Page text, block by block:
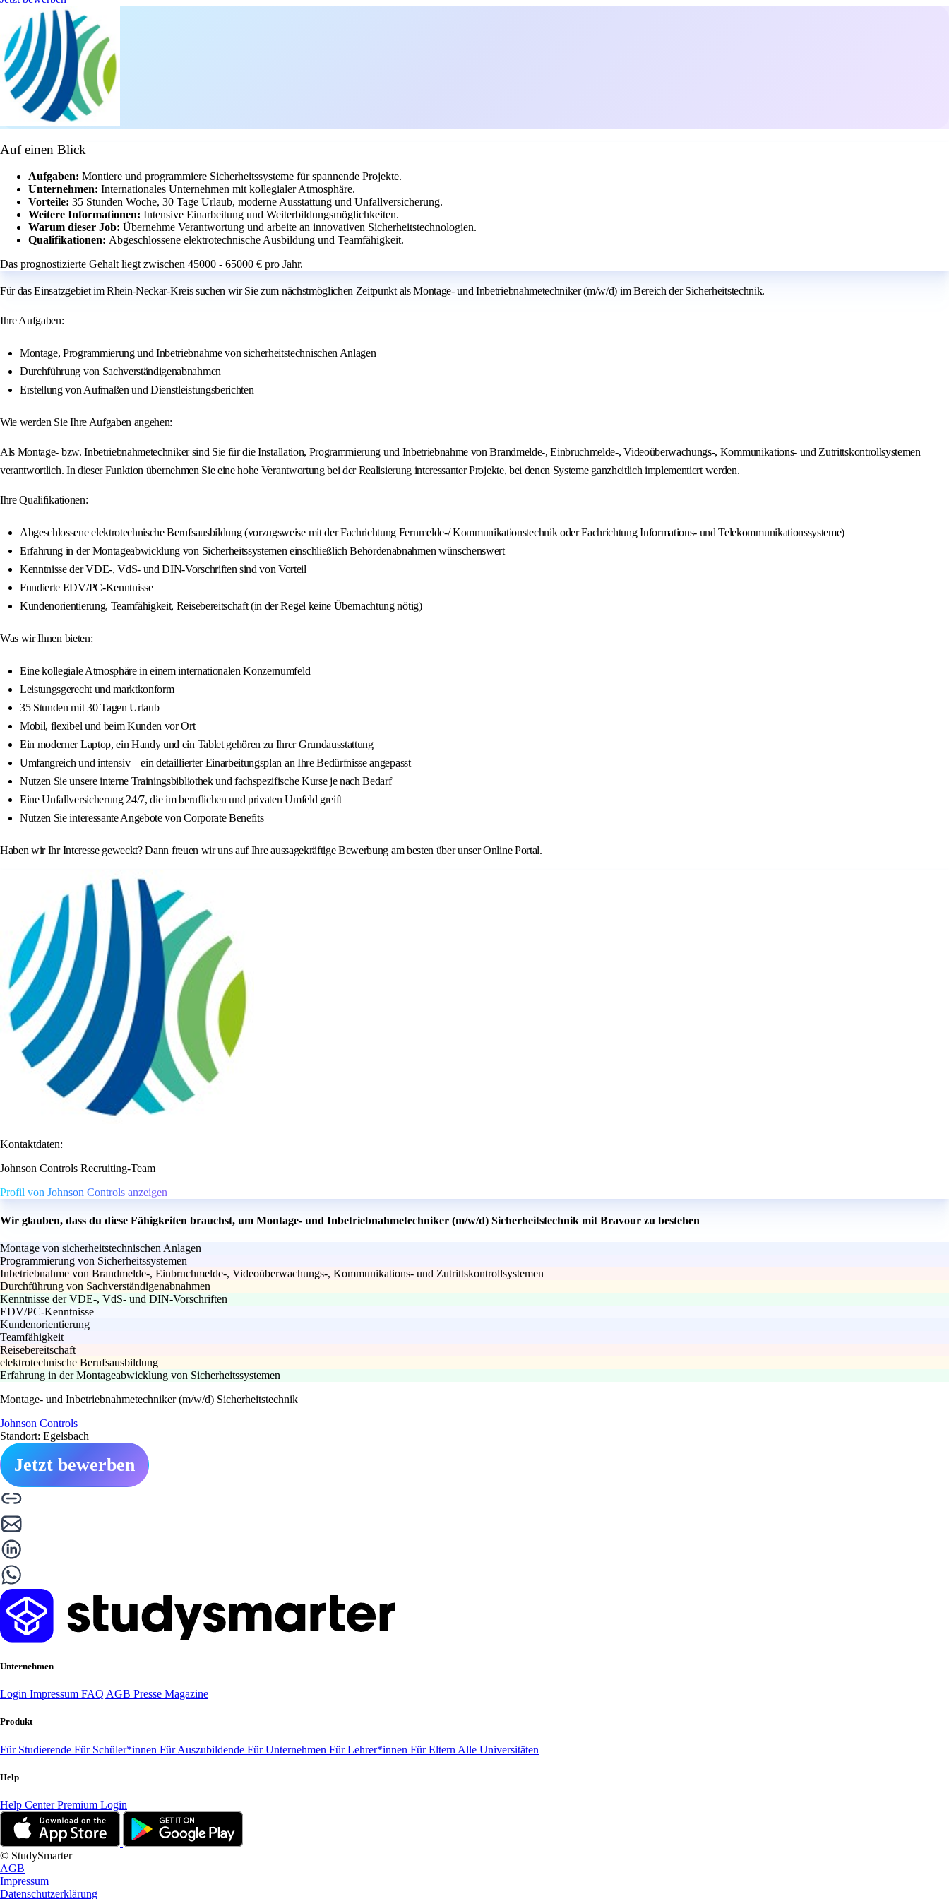
Auf einen Blick
Aufgaben: Montiere und programmiere Sicherheitssysteme für spannende Projekte.
Unternehmen: Internationales Unternehmen mit kollegialer Atmosphäre.
Vorteile: 35 Stunden Woche, 30 Tage Urlaub, moderne Ausstattung und Unfallversicherung.
Weitere Informationen: Intensive Einarbeitung und Weiterbildungsmöglichkeiten.
Warum dieser Job: Übernehme Verantwortung und arbeite an innovativen Sicherheitstechnologien.
Qualifikationen: Abgeschlossene elektrotechnische Ausbildung und Teamfähigkeit.
Das prognostizierte Gehalt liegt zwischen 45000 - 65000 € pro Jahr.
Für das Einsatzgebiet im Rhein-Neckar-Kreis suchen wir Sie zum nächstmöglichen Zeitpunkt als Montage- und Inbetriebnahmetechniker (m/w/d) im Bereich der Sicherheitstechnik.
Ihre Aufgaben:
Montage, Programmierung und Inbetriebnahme von sicherheitstechnischen Anlagen
Durchführung von Sachverständigenabnahmen
Erstellung von Aufmaßen und Dienstleistungsberichten
Wie werden Sie Ihre Aufgaben angehen:
Als Montage- bzw. Inbetriebnahmetechniker sind Sie für die Installation, Programmierung und Inbetriebnahme von Brandmelde-, Einbruchmelde-, Videoüberwachungs-, Kommunikations- und Zutrittskontrollsystemen
verantwortlich. In dieser Funktion übernehmen Sie eine hohe Verantwortung bei der Realisierung interessanter Projekte, bei denen Systeme ganzheitlich implementiert werden.
Ihre Qualifikationen:
Abgeschlossene elektrotechnische Berufsausbildung (vorzugsweise mit der Fachrichtung Fernmelde-/ Kommunikationstechnik oder Fachrichtung Informations- und Telekommunikationssysteme)
Erfahrung in der Montageabwicklung von Sicherheitssystemen einschließlich Behördenabnahmen wünschenswert
Kenntnisse der VDE-, VdS- und DIN-Vorschriften sind von Vorteil
Fundierte EDV/PC-Kenntnisse
Kundenorientierung, Teamfähigkeit, Reisebereitschaft (in der Regel keine Übernachtung nötig)
Was wir Ihnen bieten:
Eine kollegiale Atmosphäre in einem internationalen Konzernumfeld
Leistungsgerecht und marktkonform
35 Stunden mit 30 Tagen Urlaub
Mobil, flexibel und beim Kunden vor Ort
Ein moderner Laptop, ein Handy und ein Tablet gehören zu Ihrer Grundausstattung
Umfangreich und intensiv – ein detaillierter Einarbeitungsplan an Ihre Bedürfnisse angepasst
Nutzen Sie unsere interne Trainingsbibliothek und fachspezifische Kurse je nach Bedarf
Eine Unfallversicherung 24/7, die im beruflichen und privaten Umfeld greift
Nutzen Sie interessante Angebote von Corporate Benefits
Haben wir Ihr Interesse geweckt? Dann freuen wir uns auf Ihre aussagekräftige Bewerbung am besten über unser Online Portal.
Kontaktdaten:
Johnson Controls Recruiting-Team
Profil von Johnson Controls anzeigen
Wir glauben, dass du diese Fähigkeiten brauchst, um Montage- und Inbetriebnahmetechniker (m/w/d) Sicherheitstechnik mit Bravour zu bestehen
Montage von sicherheitstechnischen Anlagen
Programmierung von Sicherheitssystemen
Inbetriebnahme von Brandmelde-, Einbruchmelde-, Videoüberwachungs-, Kommunikations- und Zutrittskontrollsystemen
Durchführung von Sachverständigenabnahmen
Kenntnisse der VDE-, VdS- und DIN-Vorschriften
EDV/PC-Kenntnisse
Kundenorientierung
Teamfähigkeit
Reisebereitschaft
elektrotechnische Berufsausbildung
Erfahrung in der Montageabwicklung von Sicherheitssystemen
Montage- und Inbetriebnahmetechniker (m/w/d) Sicherheitstechnik
Johnson Controls
Standort: Egelsbach
Jetzt bewerben
Unternehmen
Login Impressum FAQ AGB Presse Magazine
Produkt
Für Studierende Für Schüler*innen Für Auszubildende Für Unternehmen Für Lehrer*innen Für Eltern Alle Universitäten
Help
Help CenterPremium Login
© StudySmarter
AGB
Impressum
Datenschutzerklärung